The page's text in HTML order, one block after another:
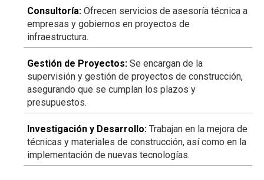
Consultoría: Ofrecen servicios de asesoría técnica a
empresas y gobiernos en proyectos de
infraestructura.
Gestión de Proyectos: Se encargan de la
supervisión y gestión de proyectos de construcción,
asegurando que se cumplan los plazos y
presupuestos.
Investigación y Desarrollo: Trabajan en la mejora de
técnicas y materiales de construcción, así como en la
implementación de nuevas tecnologías.